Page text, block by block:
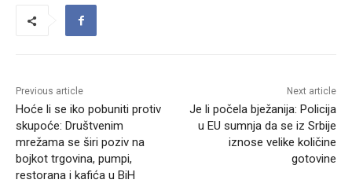
Previous article
Hoće li se iko pobuniti protiv
skupoće: Društvenim
mrežama se širi poziv na
bojkot trgovina, pumpi,
restorana i kafića u BiH
Next article
Je li počela bježanija: Policija
u EU sumnja da se iz Srbije
iznose velike količine
gotovine